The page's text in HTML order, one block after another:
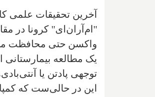
آخرین تحقیقات علمی
واکسن حتی محافظت
یک مطالعه بیمارستانی
توجهی پادتن یا
این در حالی‌ست که